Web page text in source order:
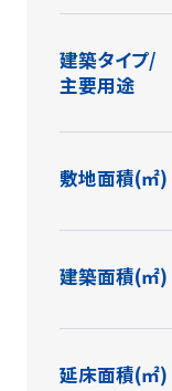
建築タイプ/
主要用途
敷地面積(㎡)
建築面積(㎡)
延床面積(㎡)